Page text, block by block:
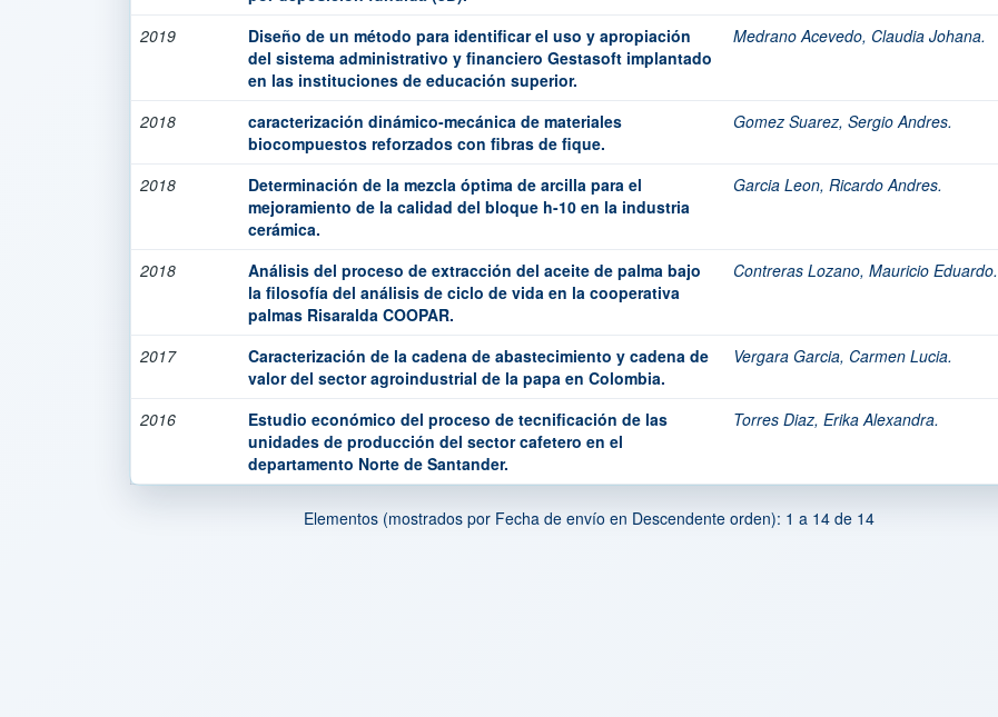
2019
Diseño de un método para identificar el uso y apropiación
del sistema administrativo y financiero Gestasoft implantado
en las instituciones de educación superior.
Medrano Acevedo, Claudia Johana.
2018
caracterización dinámico-mecánica de materiales
biocompuestos reforzados con fibras de fique.
Gomez Suarez, Sergio Andres.
2018
Determinación de la mezcla óptima de arcilla para el
mejoramiento de la calidad del bloque h-10 en la industria
cerámica.
Garcia Leon, Ricardo Andres.
2018
Análisis del proceso de extracción del aceite de palma bajo
la filosofía del análisis de ciclo de vida en la cooperativa
palmas Risaralda COOPAR.
Contreras Lozano, Mauricio Eduardo.
2017
Caracterización de la cadena de abastecimiento y cadena de
valor del sector agroindustrial de la papa en Colombia.
Vergara Garcia, Carmen Lucia.
2016
Estudio económico del proceso de tecnificación de las
unidades de producción del sector cafetero en el
departamento Norte de Santander.
Torres Diaz, Erika Alexandra.
Elementos (mostrados por Fecha de envío en Descendente orden): 1 a 14 de 14